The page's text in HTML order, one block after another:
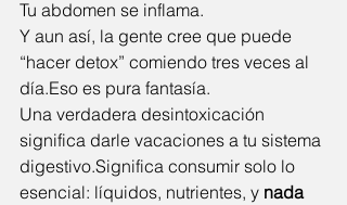
Tu abdomen se inflama.
Y aun así, la gente cree que puede
“hacer detox” comiendo tres veces al
día.Eso es pura fantasía.
Una verdadera desintoxicación
significa darle vacaciones a tu sistema
digestivo.Significa consumir solo lo
esencial: líquidos, nutrientes, y nada